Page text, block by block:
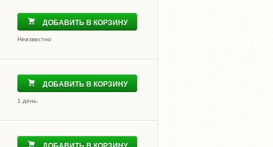
ДОБАВИТЬ В КОРЗИНУ
Неизвестно
ДОБАВИТЬ В КОРЗИНУ
1 день.